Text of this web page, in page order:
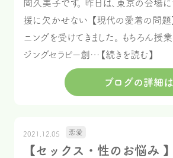
間久美子です。 昨日は、東京の会場に
援に欠かせない 【現代の愛着の問題
ニングを受けてきました。 もちろん授
ジングセラピー創…【続きを読む】
ブログの詳細
2021.12.05 恋愛
【セックス・性のお悩み